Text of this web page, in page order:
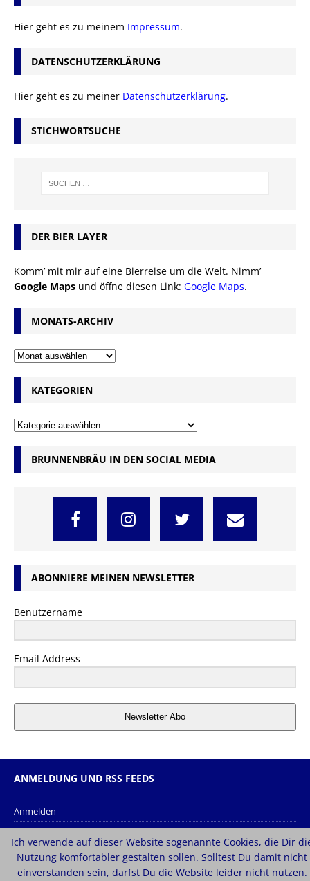
Hier geht es zu meinem Impressum.
DATENSCHUTZERKLÄRUNG
Hier geht es zu meiner Datenschutzerklärung.
STICHWORTSUCHE
DER BIER LAYER
Komm’ mit mir auf eine Bierreise um die Welt. Nimm’
Google Maps und öffne diesen Link: Google Maps.
MONATS-ARCHIV
KATEGORIEN
BRUNNENBRÄU IN DEN SOCIAL MEDIA
ABONNIERE MEINEN NEWSLETTER
Benutzername
Email Address
Newsletter Abo
ANMELDUNG UND RSS FEEDS
Anmelden
Kommentar-Feed
WordPress.org
Ich verwende auf dieser Website sogenannte Cookies, die Dir
Nutzung komfortabler gestalten sollen. Solltest Du damit nicht
einverstanden sein, darfst Du die Website leider nicht nutzen.